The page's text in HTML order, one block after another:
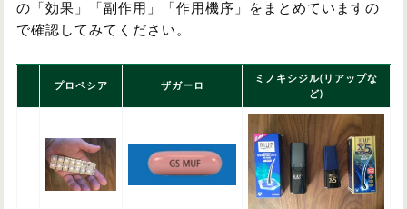
の「効果」「副作用」「作用機序」をまとめていますの
で確認してみてください。
プロペシア ザガーロ
ミノキシジル(リアップな
ど)